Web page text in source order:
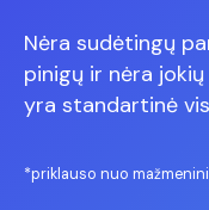
Nėra sudėtingų
pinigų ir nėra
yra standartinė
*priklauso nuo